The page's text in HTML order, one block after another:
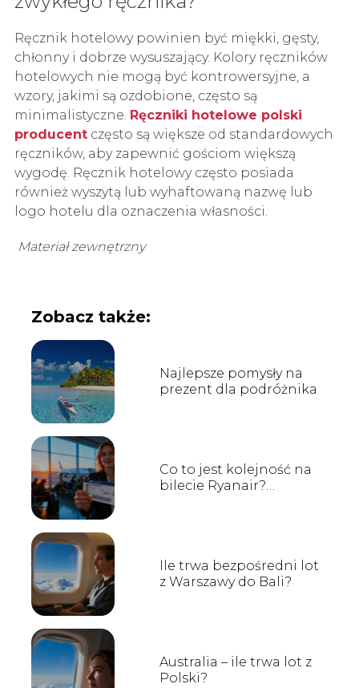
Ręcznik hotelowy powinien być miękki, gęsty,
chłonny i dobrze wysuszający. Kolory ręczników
hotelowych nie mogą być kontrowersyjne, a
wzory, jakimi są ozdobione, często są
minimalistyczne. Ręczniki hotelowe polski
producentczęsto są większe od standardowych
ręczników, aby zapewnić gościom większą
wygodę. Ręcznik hotelowy często posiada
również wyszytą lub wyhaftowaną nazwę lub
logo hotelu dla oznaczenia własności.
Materiał zewnętrzny
Zobacz także:
Najlepsze pomysły na
prezent dla podróżnika
Co to jest kolejność na
bilecie Ryanair?
Ile trwa bezpośredni lot
z Warszawy do Bali?
Australia – ile trwa lot z
Polski?